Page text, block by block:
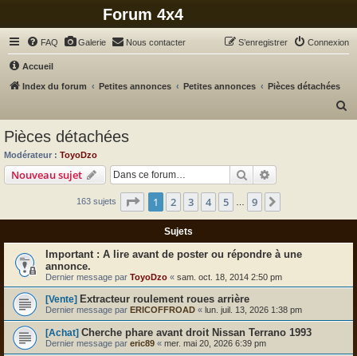
Forum 4x4
FAQ Galerie Nous contacter Connexion
S’enregistrer
Accueil
Index du forum Petites annonces Petites annonces
Pièces détachées
c
Pièces détachées
Modérateur : ToyoDzo
Nouveau sujet Rechercher
163 sujets Page 1sur9
1 2 3 4 5 9
Sujets
A lire avant de poster ou répondre à une
annonce.
Dernier message par ToyoDzo « sam. oct. 18, 2014 2:50 pm
[Vente] Extracteur roulement roues arrière
Dernier message par ERICOFFROAD « lun. juil. 13, 2026 1:38 pm
[Achat] Cherche phare avant droit Nissan Terrano 1993
Dernier message par eric89 « mer. mai 20, 2026 6:39 pm